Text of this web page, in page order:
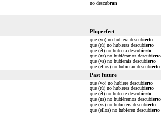
no descubran
Pluperfect
que (yo) no hubiera descubierto
que (tú) no hubieras descubierto
que (él) no hubiera descubierto
que (ns) no hubiéramos descubierto
que (vs) no hubierais descubierto
que (ellos) no hubieran descubierto
Past future
que (yo) no hubiere descubierto
que (tú) no hubieres descubierto
que (él) no hubiere descubierto
que (ns) no hubiéremos descubierto
que (vs) no hubiereis descubierto
que (ellos) no hubieren descubierto